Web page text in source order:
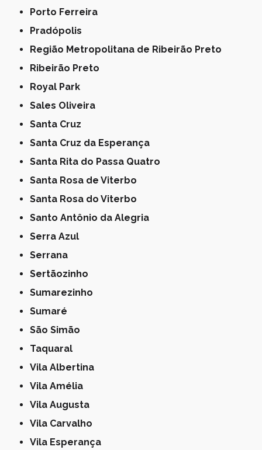
Porto Ferreira
Pradópolis
Região Metropolitana de Ribeirão Preto
Ribeirão Preto
Royal Park
Sales Oliveira
Santa Cruz
Santa Cruz da Esperança
Santa Rita do Passa Quatro
Santa Rosa de Viterbo
Santa Rosa do Viterbo
Santo Antônio da Alegria
Serra Azul
Serrana
Sertãozinho
Sumarezinho
Sumaré
São Simão
Taquaral
Vila Albertina
Vila Amélia
Vila Augusta
Vila Carvalho
Vila Esperança